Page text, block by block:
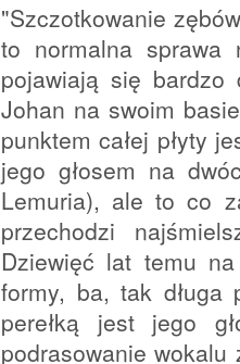
"Szczotkowanie
to normalna sprawa
pojawiają się bardzo
Johan na swoim
punktem całej płyty
jego głosem na
Lemuria), ale to co
przechodzi
Dziewięć lat temu
formy, ba, tak długa
perełką jest jego
podrasowanie